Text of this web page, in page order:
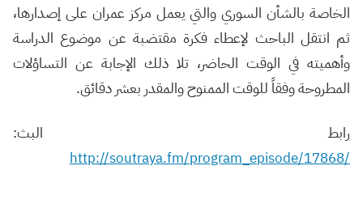
الخاصة بالشأن السوري والتي يعمل مركز عمران على إصدارها،
ثم انتقل الباحث لإعطاء فكرة مقتضبة عن موضوع الدراسة
وأهميته في الوقت الحاضر، تلا ذلك الإجابة عن التساؤلات
المطروحة وفقاً للوقت الممنوح والمقدر بعشر دقائق.
رابط البث:
http://soutraya.fm/program_episode/17868/